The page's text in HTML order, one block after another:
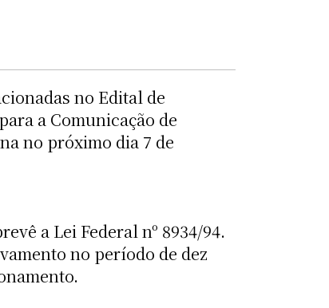
no Edital de
a Comunicação de
no próximo dia 7 de
a Lei Federal nº 8934/94.
no período de dez